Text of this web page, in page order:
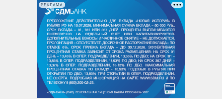
РЕКЛАМА